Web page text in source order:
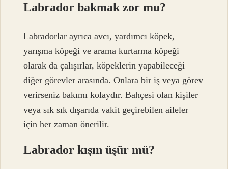
Labrador bakmak zor mu?
Labradorlar ayrıca avcı, yardımcı köpek,
yarışma köpeği ve arama kurtarma köpeği
olarak da çalışırlar, köpeklerin yapabileceği
diğer görevler arasında. Onlara bir iş veya görev
verirseniz bakımı kolaydır. Bahçesi olan kişiler
veya sık sık dışarıda vakit geçirebilen aileler
için her zaman önerilir.
Labrador kışın üşür mü?